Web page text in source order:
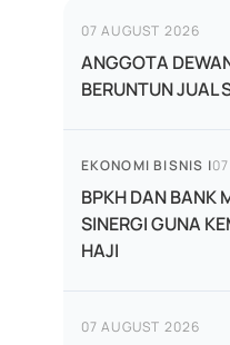
07 AUGUST 2026
ANGGOTA
BERUNTUN JUAL
EKONOMI BISNIS |
BPKH DAN BANK
SINERGI GUNA
HAJI
07 AUGUST 2026